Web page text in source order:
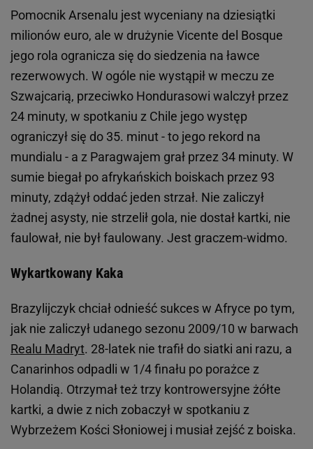
Pomocnik Arsenalu jest wyceniany na dziesiątki
milionów euro, ale w drużynie Vicente del Bosque
jego rola ogranicza się do siedzenia na ławce
rezerwowych. W ogóle nie wystąpił w meczu ze
Szwajcarią, przeciwko Hondurasowi walczył przez
24 minuty, w spotkaniu z Chile jego występ
ograniczył się do 35. minut - to jego rekord na
mundialu - a z Paragwajem grał przez 34 minuty. W
sumie biegał po afrykańskich boiskach przez 93
minuty, zdążył oddać jeden strzał. Nie zaliczył
żadnej asysty, nie strzelił gola, nie dostał kartki, nie
faulował, nie był faulowany. Jest graczem-widmo.
Wykartkowany Kaka
Brazylijczyk chciał odnieść sukces w Afryce po tym,
jak nie zaliczył udanego sezonu 2009/10 w barwach
Realu Madryt. 28-latek nie trafił do siatki ani razu, a
Canarinhos odpadli w 1/4 finału po porażce z
Holandią. Otrzymał też trzy kontrowersyjne żółte
kartki, a dwie z nich zobaczył w spotkaniu z
Wybrzeżem Kości Słoniowej i musiał zejść z boiska.